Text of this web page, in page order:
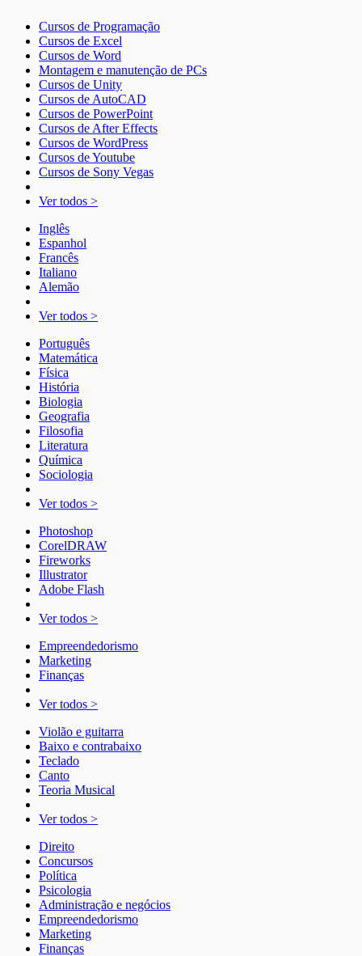
Cursos de Programação
Cursos de Excel
Cursos de Word
Montagem e manutenção de PCs
Cursos de Unity
Cursos de AutoCAD
Cursos de PowerPoint
Cursos de After Effects
Cursos de WordPress
Cursos de Youtube
Cursos de Sony Vegas
Ver todos >
Inglês
Espanhol
Francês
Italiano
Alemão
Ver todos >
Português
Matemática
Física
História
Biologia
Geografia
Filosofia
Literatura
Química
Sociologia
Ver todos >
Photoshop
CorelDRAW
Fireworks
Illustrator
Adobe Flash
Ver todos >
Empreendedorismo
Marketing
Finanças
Ver todos >
Violão e guitarra
Baixo e contrabaixo
Teclado
Canto
Teoria Musical
Ver todos >
Direito
Concursos
Política
Psicologia
Administração e negócios
Empreendedorismo
Marketing
Finanças